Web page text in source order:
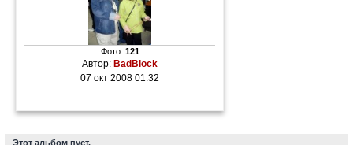
Фото: 121
Автор:BadBlock
07 окт 2008 01:32
Этот альбом пуст.